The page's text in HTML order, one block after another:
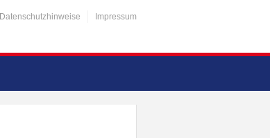
Datenschutzhinweise Impressum